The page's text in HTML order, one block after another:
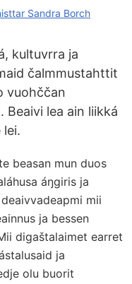
Sandra Borch
kultuvrra ja
čalmmustahttit
vuohččan
Beaivi lea ain liikká
lei.
beasan mun duos
áŋgiris ja
mii
ja bessen
digaštalaimet earret
ja
olu buorit